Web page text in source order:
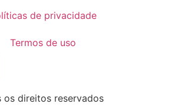
de privacidade
Termos de uso
direitos reservados